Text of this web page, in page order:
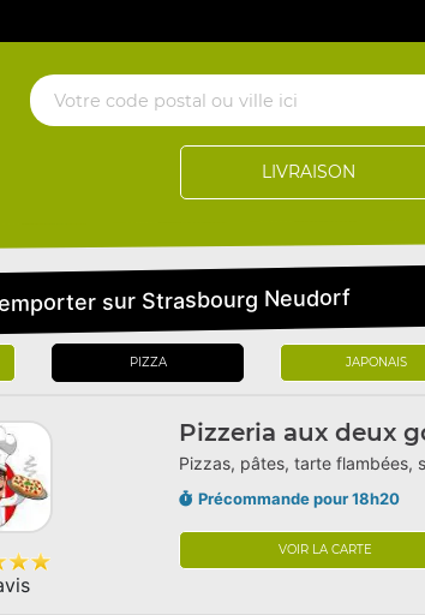
LIVRAISON
sur Strasbourg Neudorf
PIZZA JAPONAIS
Pizzeria aux deux
Pizzas, pâtes, tarte flambées,
Précommande pour 18h20
VOIR LA CARTE